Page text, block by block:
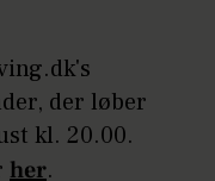
der løber
kl. 20.00.
her.